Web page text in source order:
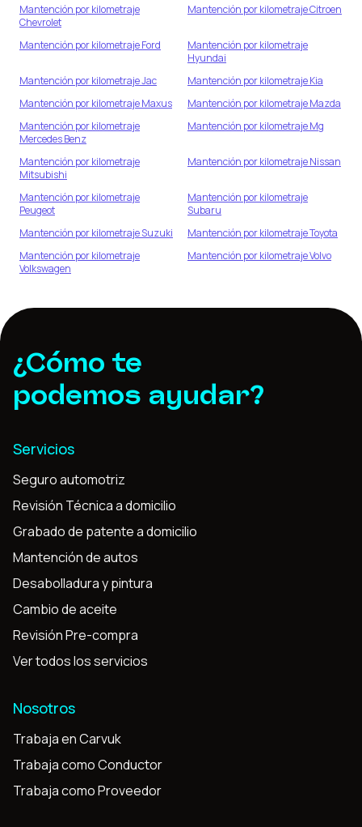
Mantención por kilometraje
Chevrolet
Mantención por kilometrajeCitroen
Mantención por kilometrajeFord
Mantención por kilometraje
Hyundai
Mantención por kilometrajeJac Mantención por kilometrajeKia
Mantención por kilometrajeMaxus Mantención por kilometrajeMazda
Mantención por kilometraje
Mercedes Benz
Mantención por kilometrajeMg
Mantención por kilometraje
Mitsubishi
Mantención por kilometrajeNissan
Mantención por kilometraje
Peugeot
Mantención por kilometraje
Subaru
Mantención por kilometrajeSuzuki Mantención por kilometrajeToyota
Mantención por kilometraje
Volkswagen
Mantención por kilometrajeVolvo
¿Cómo te
podemos ayudar?
Servicios
Seguro automotriz
Revisión Técnica a domicilio
Grabado de patente a domicilio
Mantención de autos
Desabolladura y pintura
Cambio de aceite
Revisión Pre-compra
Ver todos los servicios
Nosotros
Trabaja en Carvuk
Trabaja como Conductor
Trabaja como Proveedor